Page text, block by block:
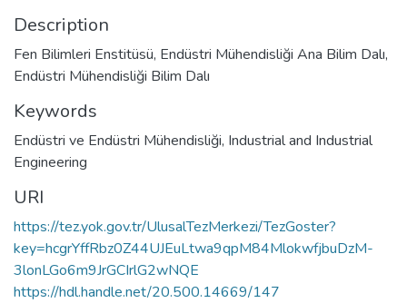
Description
Fen Bilimleri Enstitüsü, Endüstri Mühendisliği Ana Bilim Dalı,
Endüstri Mühendisliği Bilim Dalı
Keywords
Endüstri ve Endüstri Mühendisliği, Industrial and Industrial
Engineering
URI
https://tez.yok.gov.tr/UlusalTezMerkezi/TezGoster?
key=hcgrYffRbz0Z44UJEuLtwa9qpM84MlokwfjbuDzM-
3lonLGo6m9JrGCIrlG2wNQE
https://hdl.handle.net/20.500.14669/147